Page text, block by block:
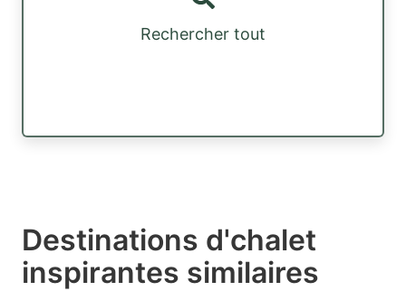
Rechercher tout
Destinations d'chalet
inspirantes similaires